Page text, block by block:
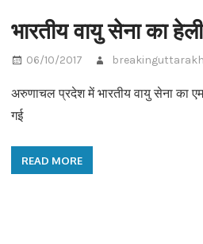
भारतीय वायु सेना का
06/10/2017
अरुणाचल प्रदेश में भारतीय वायु सेना का
गई
READ MORE